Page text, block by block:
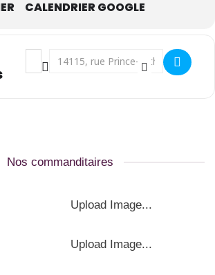
CALENDRIER GOOGLE
Destination Address - DME []
Nos commanditaires
Upload Image...
Upload Image...